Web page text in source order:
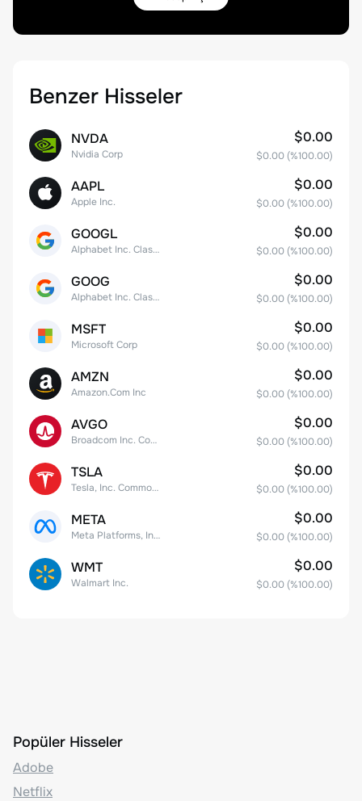
Benzer Hisseler
NVDA
Nvidia Corp
$0.00
$0.00 (%100.00)
AAPL
Apple Inc.
$0.00
$0.00 (%100.00)
GOOGL
Alphabet Inc. Class A Common Stock
$0.00
$0.00 (%100.00)
GOOG
Alphabet Inc. Class C Capital Stock
$0.00
$0.00 (%100.00)
MSFT
Microsoft Corp
$0.00
$0.00 (%100.00)
AMZN
Amazon.Com Inc
$0.00
$0.00 (%100.00)
AVGO
Broadcom Inc. Common Stock
$0.00
$0.00 (%100.00)
TSLA
Tesla, Inc. Common Stock
$0.00
$0.00 (%100.00)
META
Meta Platforms, Inc. Class A Common Stock
$0.00
$0.00 (%100.00)
WMT
Walmart Inc.
$0.00
$0.00 (%100.00)
Popüler Hisseler
Adobe
Netflix